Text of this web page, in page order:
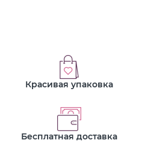
Красивая упаковка
Бесплатная доставка